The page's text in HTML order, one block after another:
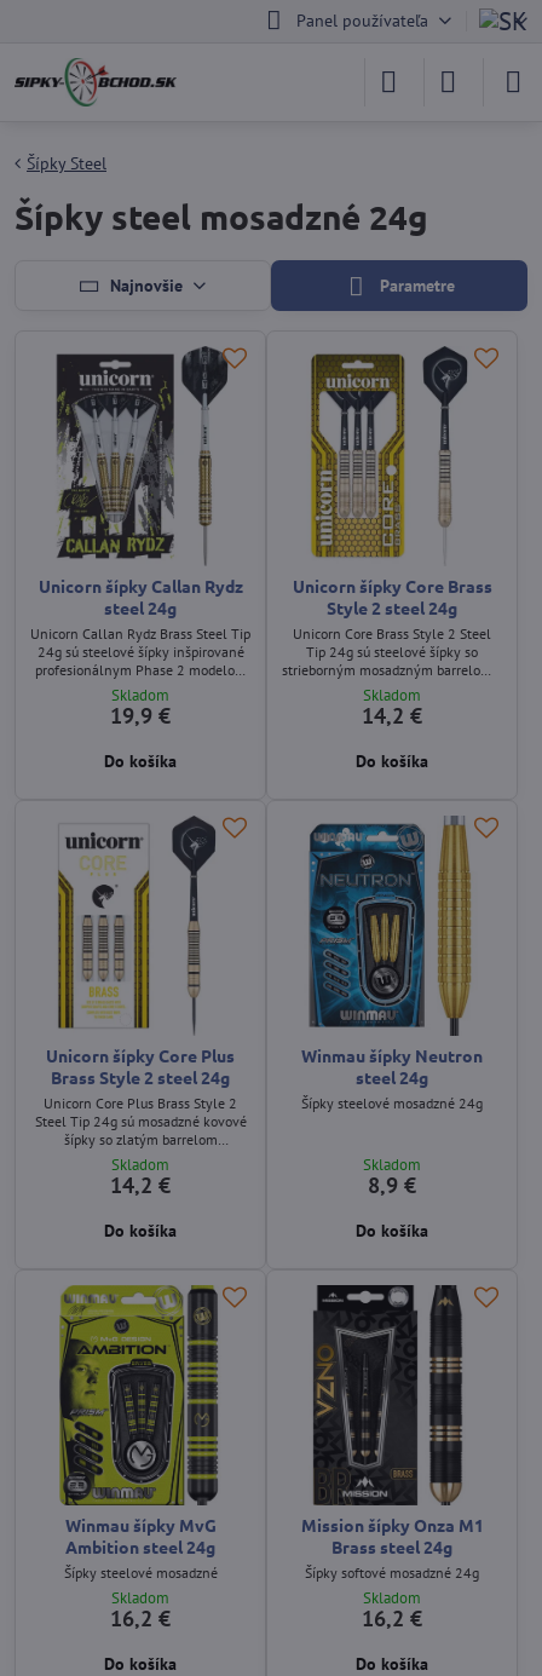
Panel používateľa
Šípky Steel
Šípky steel mosadzné 24g
Najnovšie Parametre
Unicorn šípky Callan Rydz
steel 24g
Unicorn Callan Rydz Brass Steel Tip
24g sú steelové šípky inšpirované
profesionálnym Phase 2 modelom
Callana „The Riot“ Rydza. Ponúkajú
mosadzný barrel s square cuts a
micro‑V drážkami, biele Gripper 4
hráča.
Skladom
19,9 €
Do košíka
Unicorn šípky Core Brass
Style 2 steel 24g
Unicorn Core Brass Style 2 Steel
Tip 24g sú steelové šípky so
strieborným mosadzným barrelom s
výrazným krúžkovaným gripom,
čiernymi Unicorn shaftmi a letkami
s bielym motívom jednorožca.
Skladom
14,2 €
Do košíka
Unicorn šípky Core Plus
Brass Style 2 steel 24g
Unicorn Core Plus Brass Style 2
Steel Tip 24g sú mosadzné kovové
šípky so zlatým barrelom
doplneným čiernymi drážkami,
čiernymi Unicorn shaftmi a letkami
s motívom jednorožca. Ponúkajú
pre rekreačných aj začínajúcich
Skladom
14,2 €
Do košíka
Winmau šípky Neutron
steel 24g
Šípky steelové mosadzné 24g
Skladom
8,9 €
Do košíka
Winmau šípky MvG
Ambition steel 24g
Šípky steelové mosadzné
Skladom
16,2 €
Do košíka
Mission šípky Onza M1
Brass steel 24g
Šípky softové mosadzné 24g
Skladom
16,2 €
Do košíka